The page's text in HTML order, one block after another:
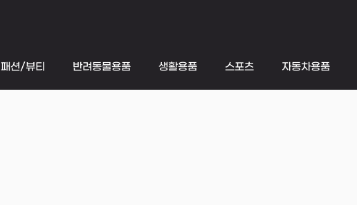
패션/뷰티 반려동물용품 생활용품 스포츠 자동차용품